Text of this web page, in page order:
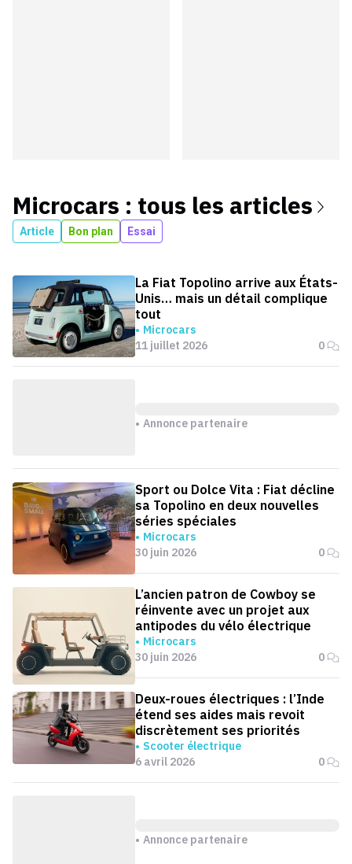
Microcars : tous les articles
Article Bon plan Essai
La Fiat Topolino arrive aux États-
Unis… mais un détail complique
tout
Microcars
11 juillet 2026
0
Annonce partenaire
Sport ou Dolce Vita : Fiat décline
sa Topolino en deux nouvelles
séries spéciales
Microcars
30 juin 2026
0
L’ancien patron de Cowboy se
réinvente avec un projet aux
antipodes du vélo électrique
Microcars
30 juin 2026
0
Deux-roues électriques : l’Inde
étend ses aides mais revoit
discrètement ses priorités
Scooter électrique
6 avril 2026
0
Annonce partenaire